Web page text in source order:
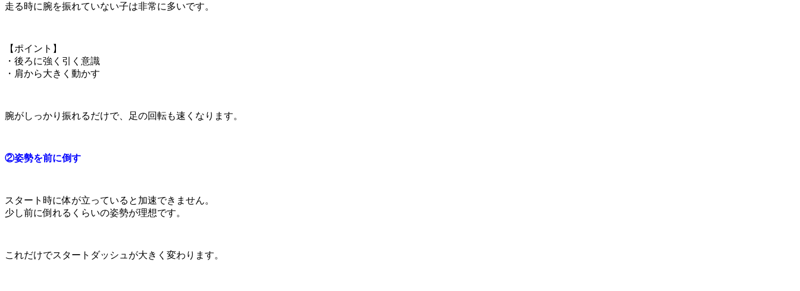
走る時に腕を振れていない子は非常に多いです。
【ポイント】
・後ろに強く引く意識
・肩から大きく動かす
腕がしっかり振れるだけで、足の回転も速くなります。
②姿勢を前に倒す
スタート時に体が立っていると加速できません。
少し前に倒れるくらいの姿勢が理想です。
これだけでスタートダッシュが大きく変わります。